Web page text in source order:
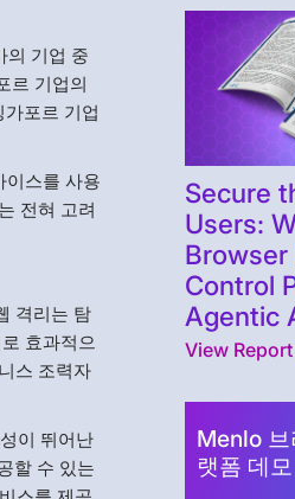
의 기업 중
르 기업의
포르 기업
이스를 사용
전혀 고려
격리는 탐
효과적으
스 조력자
이 뛰어난
할 수 있는
Secure
Users:
Control
Agentic
View Report
Menlo 브
랫폼 데